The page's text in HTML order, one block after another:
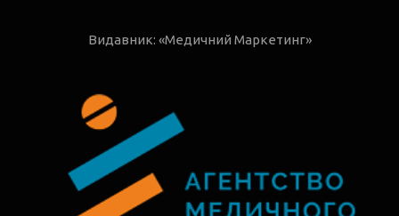
Видавник: «Медичний Маркетинг»